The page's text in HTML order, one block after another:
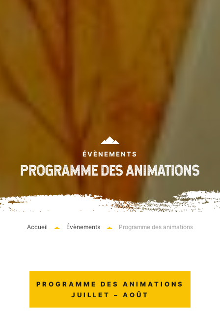
ÉVÈNEMENTS
PROGRAMME DES ANIMATIONS
Accueil Évènements Programme des animations
PROGRAMME DES ANIMATIONS
JUILLET – AOÛT